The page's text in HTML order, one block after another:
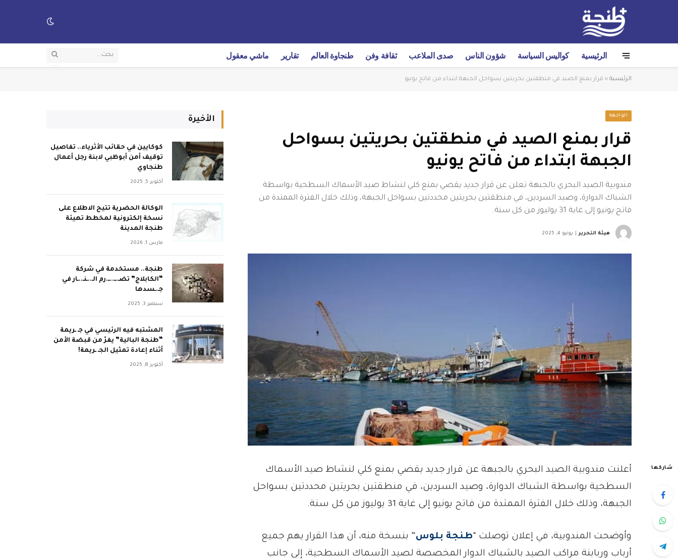
الرئيسية كواليس السياسة شؤون الناس صدى الملاعب ثقافة وفن طنجاوة العالم تقارير ماشي معقول
الرئيسية » قرار بمنع الصيد في منطقتين بحريتين بسواحل الجبهة ابتداء من فاتح يونيو
الواجهة
قرار بمنع الصيد في منطقتين بحريتين بسواحل
الجبهة ابتداء من فاتح يونيو
مندوبية الصيد البحري بالجبهة تعلن عن قرار جديد يقضي بمنع كلي لنشاط صيد الأسماك السطحية بواسطة
الشباك الدوارة، وصيد السردين، في منطقتين بحريتين محددتين بسواحل الجبهة، وذلك خلال الفترة الممتدة من
فاتح يونيو إلى غاية 31 يوليوز من كل سنة.
هيئة التحرير يونيو 4, 2025
شاركها
أعلنت مندوبية الصيد البحري بالجبهة عن قرار جديد يقضي بمنع كلي لنشاط صيد الأسماك
السطحية بواسطة الشباك الدوارة، وصيد السردين، في منطقتين بحريتين محددتين بسواحل
الجبهة، وذلك خلال الفترة الممتدة من فاتح يونيو إلى غاية 31 يوليوز من كل سنة.
وأوضحت المندوبية، في إعلان توصلت “طنجة بلوس” بنسخة منه، أن هذا القرار يهم جميع
أرباب وربابنة مراكب الصيد بالشباك الدوار المخصصة لصيد الأسماك السطحية، إلى جانب
الأخيرة
كوكايين في حقائب الأثرياء.. تفاصيل
توقيف أمن أبوظبي لابنة رجل أعمال
طنجاوي
أكتوبر 5, 2025
الوكالة الحضرية تتيح الاطلاع على
نسخة إلكترونية لمخطط تهيئة
طنجة المدينة
مارس 1, 2026
طنجة.. مستخدمة في شركة
“الكابلاج” تضـ.ــ..ــ.رم الـ..ـنـ..ـار في
جـ.ـسدها
سبتمبر 3, 2025
المشتبه فيه الرئيسي في جـ ـريمة
“طنجة البالية” يفرّ من قبضة الأمن
أثناء إعادة تمثيل الجـ ـريمة!
أكتوبر 8, 2025